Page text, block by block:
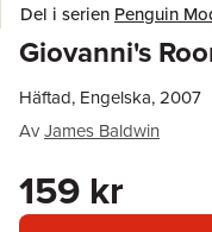
Del i serien Penguin
Giovanni's
Häftad, Engelska, 2007
AvJames Baldwin
159 kr